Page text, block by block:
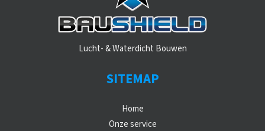
Lucht- & Waterdicht Bouwen
SITEMAP
Home
Onze service